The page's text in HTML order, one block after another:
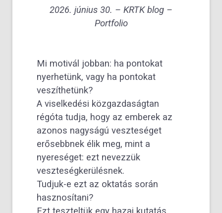
2026. június 30. – KRTK blog –
Portfolio
Mi motivál jobban: ha pontokat
nyerhetünk, vagy ha pontokat
veszíthetünk?
A viselkedési közgazdaságtan
régóta tudja, hogy az emberek az
azonos nagyságú veszteséget
erősebbnek élik meg, mint a
nyereséget: ezt nevezzük
veszteségkerülésnek.
Tudjuk-e ezt az oktatás során
hasznosítani?